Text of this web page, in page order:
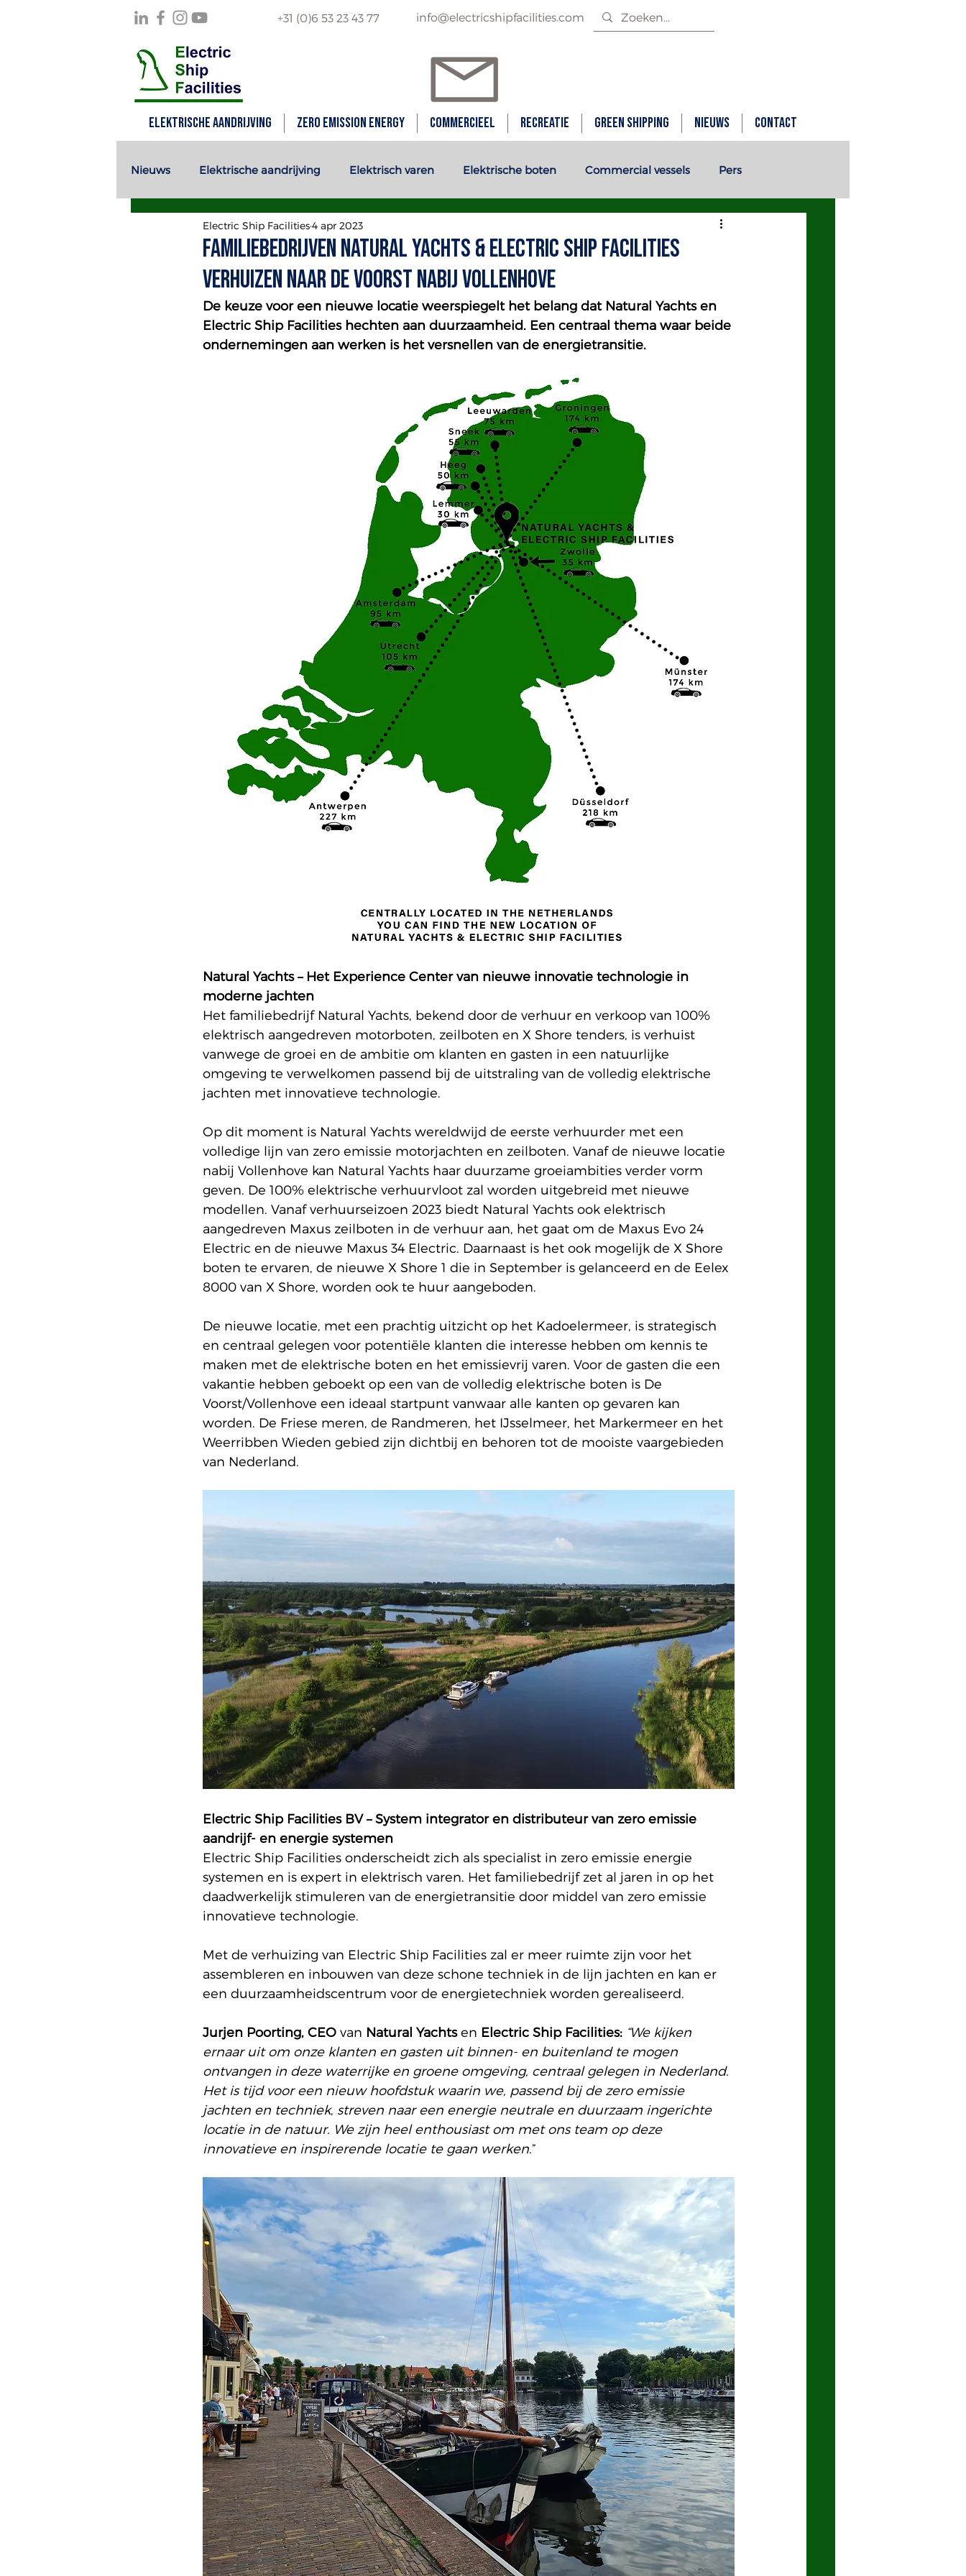
+31 (0)6 53 23 43 77 info@electricshipfacilities.com
Elektrische aandrijving Zero Emission Energy Commercieel Recreatie Green Shipping Nieuws Contact
Nieuws Elektrische aandrijving Elektrisch varen Elektrische boten Commercial vessels Pers
Zero Emissie Energie
Familiebedrijven Natural Yachts & Electric Ship Facilities
verhuizen naar De Voorst nabij Vollenhove
Electric Ship Facilities4 apr 2023
De keuze voor een nieuwe locatie weerspiegelt het belang dat Natural Yachts en
Electric Ship Facilities hechten aan duurzaamheid. Een centraal thema waar beide
ondernemingen aan werken is het versnellen van de energietransitie.
Natural Yachts – Het Experience Center van nieuwe innovatie technologie in
moderne jachten
Het familiebedrijf Natural Yachts, bekend door de verhuur en verkoop van 100%
elektrisch aangedreven motorboten, zeilboten en X Shore tenders, is verhuist
vanwege de groei en de ambitie om klanten en gasten in een natuurlijke
omgeving te verwelkomen passend bij de uitstraling van de volledig elektrische
jachten met innovatieve technologie.
Op dit moment is Natural Yachts wereldwijd de eerste verhuurder met een
volledige lijn van zero emissie motorjachten en zeilboten. Vanaf de nieuwe locatie
nabij Vollenhove kan Natural Yachts haar duurzame groeiambities verder vorm
geven. De 100% elektrische verhuurvloot zal worden uitgebreid met nieuwe
modellen. Vanaf verhuurseizoen 2023 biedt Natural Yachts ook elektrisch
aangedreven Maxus zeilboten in de verhuur aan, het gaat om de Maxus Evo 24
Electric en de nieuwe Maxus 34 Electric. Daarnaast is het ook mogelijk de X Shore
boten te ervaren, de nieuwe X Shore 1 die in September is gelanceerd en de Eelex
8000 van X Shore, worden ook te huur aangeboden.
De nieuwe locatie, met een prachtig uitzicht op het Kadoelermeer, is strategisch
en centraal gelegen voor potentiële klanten die interesse hebben om kennis te
maken met de elektrische boten en het emissievrij varen. Voor de gasten die een
vakantie hebben geboekt op een van de volledig elektrische boten is De
Voorst/Vollenhove een ideaal startpunt vanwaar alle kanten op gevaren kan
worden . De Friese meren, de Randmeren, het IJsselmeer, het Markermeer en het
Weerribben Wieden gebied zijn dichtbij en behoren tot de mooiste vaargebieden
van Nederland.
Electric Ship Facilities BV – System integrator en distributeur van zero emissie
aandrijf- en energie systemen
Electric Ship Facilities onderscheidt zich als specialist in zero emissie energie
systemen en is expert in elektrisch varen. Het familiebedrijf zet al jaren in op het
daadwerkelijk stimuleren van de energietransitie door middel van zero emissie
innovatieve technologie.
Met de verhuizing van Electric Ship Facilities zal er meer ruimte zijn voor het
assembleren en inbouwen van deze schone techniek in de lijn jachten en kan er
een duurzaamheidscentrum voor de energietechniek worden gerealiseerd.
Jurjen Poorting, CEO van Natural Yachts en Electric Ship Facilities: “We kijken
ernaar uit om onze klanten en gasten uit binnen- en buitenland te mogen
ontvangen in deze waterrijke en groene omgeving, centraal gelegen in Nederland.
Het is tijd voor een nieuw hoofdstuk waarin we, passend bij de zero emissie
jachten en techniek, streven naar een energie neutrale en duurzaam ingerichte
locatie in de natuur. We zijn heel enthousiast om met ons team op deze
innovatieve en inspirerende locatie te gaan werken. ”